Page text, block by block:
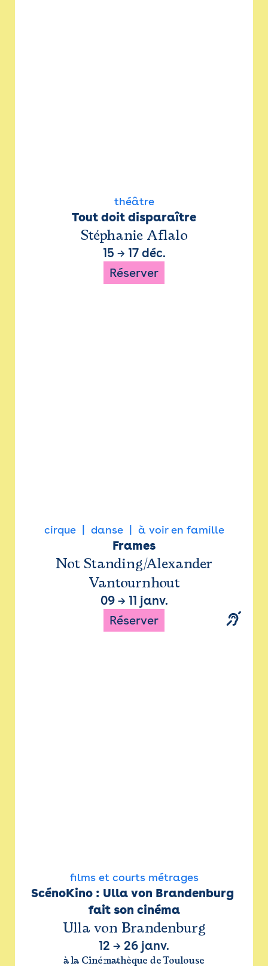
théâtre
Tout doit disparaître
Stéphanie Aflalo
15 → 17 déc.
Réserver
cirque danse à voir en famille
Frames
Not Standing/Alexander
Vantournhout
09→ 11 janv.
Réserver
films et courts métrages
ScénoKino : Ulla von Brandenburg
fait son cinéma
Ulla von Brandenburg
12 → 26 janv.
à la Cinémathèque de Toulouse